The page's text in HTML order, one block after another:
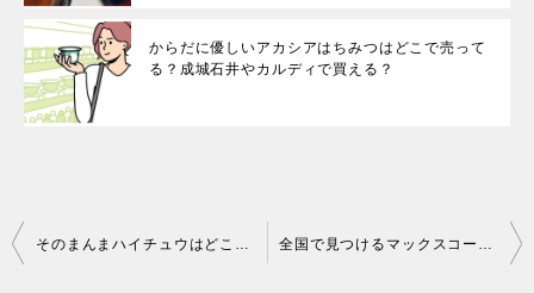
からだに優しいアカシアはちみつはどこで売って
る？成城石井やカルディで買える？
投